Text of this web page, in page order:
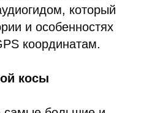
который
и особенностях
координатам.
косы